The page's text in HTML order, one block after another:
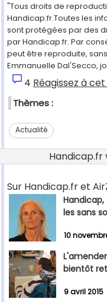
"Tous droits de
Handicap.fr.Toutes les
sont protégées par des
par Handicap.fr. Par
peut être reproduite,
Emmanuelle Dal'Secco,
4 Réagissez à
Thèmes :
Actualité
Handicap.fr
Sur Handicap.fr et
les sans
10
bientôt
9 avril 2015